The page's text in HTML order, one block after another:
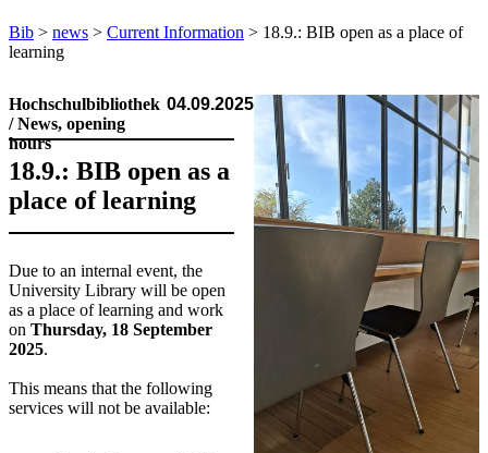
Bib > news > Current Information > 18.9.: BIB open as a place of
learning
Hochschulbibliothek
/ News, opening
hours
04.09.2025
18.9.: BIB open as a
place of learning
​​Due to an internal event, the
University Library will be open
as a place of learning and work
on Thursday, 18 September
2025.
This means that the following
services will not be available: